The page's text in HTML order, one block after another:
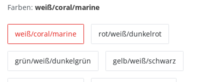
Farben: weiß/coral/marine
weiß/coral/marine rot/weiß/dunkelrot
grün/weiß/dunkelgrün gelb/weiß/schwarz